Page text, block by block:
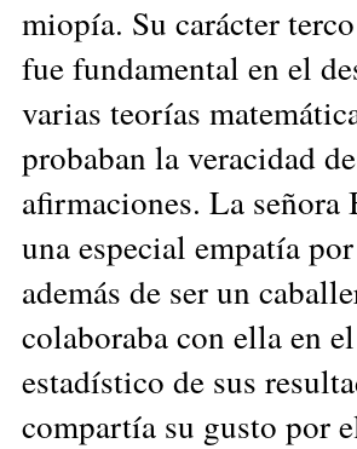
miopía. Su carácter
fue fundamental en el
varias teorías
probaban la veracidad
afirmaciones. La
una especial empatía
además de ser un
colaboraba con ella en
estadístico de sus
compartía su gusto por